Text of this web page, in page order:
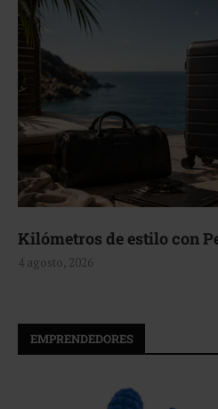
Aerie, texturas que fluyen
4 agosto, 2026
EMPRENDEDORES